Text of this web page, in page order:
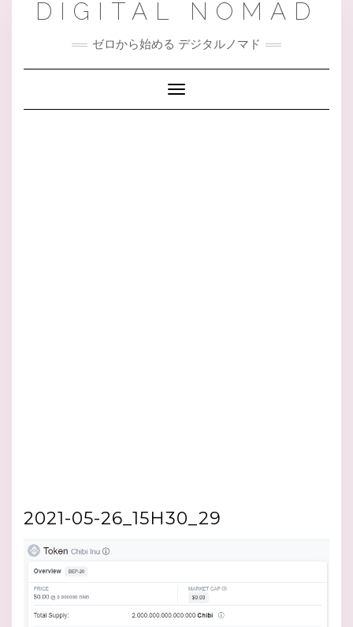
DIGITAL NOMAD
ゼロから始める デジタルノマド
Toggle Navigation
2021-05-26_15H30_29